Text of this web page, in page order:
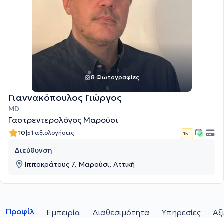
8 Φωτογραφίες
Γιαννακόπουλος Γιώργος
MD
Γαστρεντερολόγος Μαρούσι
10|51 αξιολογήσεις 15 '
Διεύθυνση
Ιπποκράτους 7, Μαρούσι, Αττική
Προφίλ Εμπειρία Διαθεσιμότητα Υπηρεσίες